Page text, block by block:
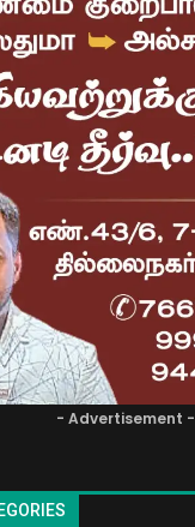
- Advertisement -